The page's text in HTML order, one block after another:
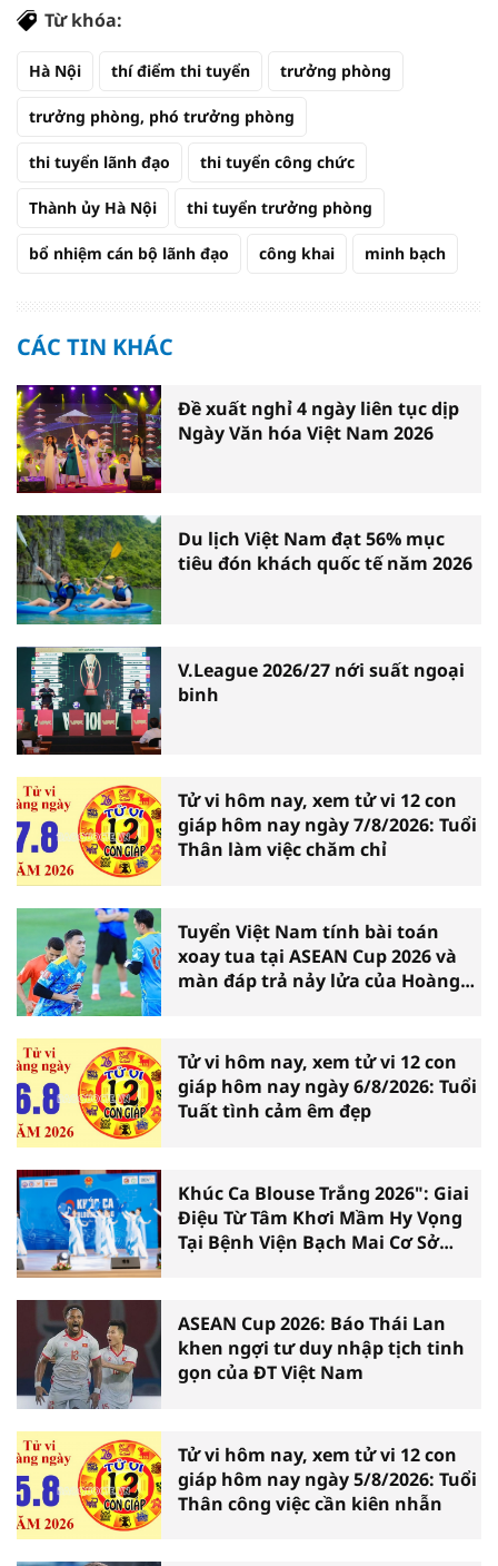
Từ khóa:
Hà Nội thí điểm thi tuyển trưởng phòng
trưởng phòng, phó trưởng phòng
thi tuyển lãnh đạo thi tuyển công chức
Thành ủy Hà Nội thi tuyển trưởng phòng
bổ nhiệm cán bộ lãnh đạo công khai minh bạch
CÁC TIN KHÁC
Đề xuất nghỉ 4 ngày liên tục dịp
Ngày Văn hóa Việt Nam 2026
Du lịch Việt Nam đạt 56% mục
tiêu đón khách quốc tế năm 2026
V.League 2026/27 nới suất ngoại
binh
Tử vi hôm nay, xem tử vi 12 con
giáp hôm nay ngày 7/8/2026: Tuổi
Thân làm việc chăm chỉ
Tuyển Việt Nam tính bài toán
xoay tua tại ASEAN Cup 2026 và
màn đáp trả nảy lửa của Hoàng
Tử vi hôm nay, xem tử vi 12 con
giáp hôm nay ngày 6/8/2026: Tuổi
Tuất tình cảm êm đẹp
Khúc Ca Blouse Trắng 2026": Giai
Điệu Từ Tâm Khơi Mầm Hy Vọng
Tại Bệnh Viện Bạch Mai Cơ Sở
ASEAN Cup 2026: Báo Thái Lan
khen ngợi tư duy nhập tịch tinh
gọn của ĐT Việt Nam
Tử vi hôm nay, xem tử vi 12 con
giáp hôm nay ngày 5/8/2026: Tuổi
Thân công việc cần kiên nhẫn